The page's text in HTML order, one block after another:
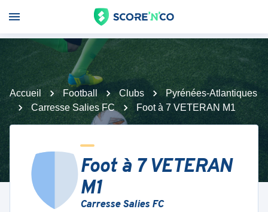
Accueil Football Clubs
Pyrénées-Atlantiques
Carresse Salies FC
Foot à 7 VETERAN M1
Foot à 7 VETERAN
M1
Carresse Salies FC